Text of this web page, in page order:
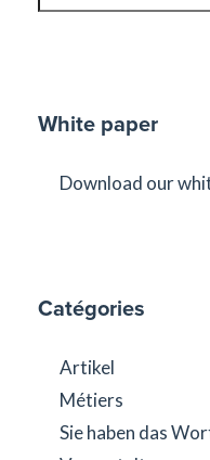
White paper
Download our
Catégories
Artikel
Métiers
Sie haben das